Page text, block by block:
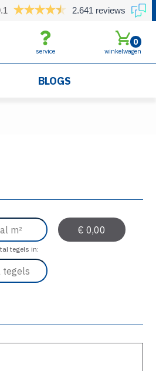
2.641 reviews
service winkelwagen
0
BLOGS
tegels in: